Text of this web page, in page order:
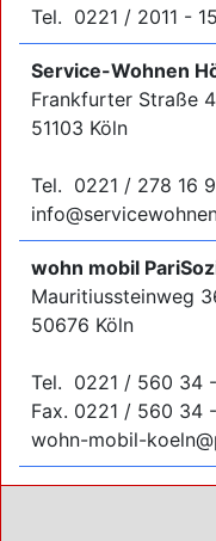
Tel. 0221 / 2011 -
Service-Wohnen
Frankfurter Straße
51103 Köln
Tel. 0221 / 278 16
wohn mobil
Mauritiussteinweg
50676 Köln
Tel. 0221 / 560 34
Fax. 0221 / 560 34
wohn-mobil-